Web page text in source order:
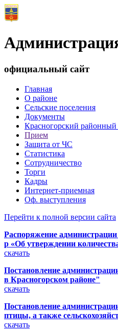
официальный сайт
Главная
О районе
Сельские поселения
Документы
Красногорский
Прием
Защита от ЧС
Статистика
Сотрудничество
Торги
Кадры
Интернет-приемная
Оф. выступления
Перейти к полной версии сайта
Распоряжение
р «Об утверждении
скачать
Постановление
в Красногорском районе"
скачать
Постановление
птицы, а также
скачать